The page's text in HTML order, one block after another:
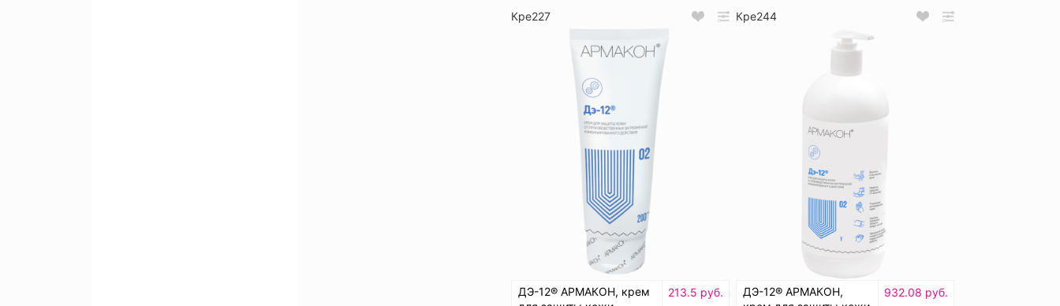
Кре227
ДЭ-12® АРМАКОН, крем
213.5 руб.
Кре244
ДЭ-12® АРМАКОН,
932.08 руб.